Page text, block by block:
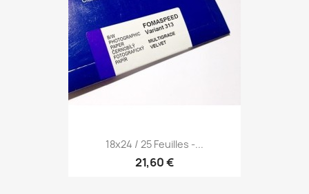
18x24 / 25 Feuilles -...
21,60 €